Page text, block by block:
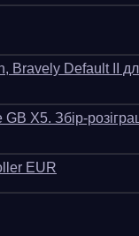
Bravely Default II
X5. Збір-
EUR